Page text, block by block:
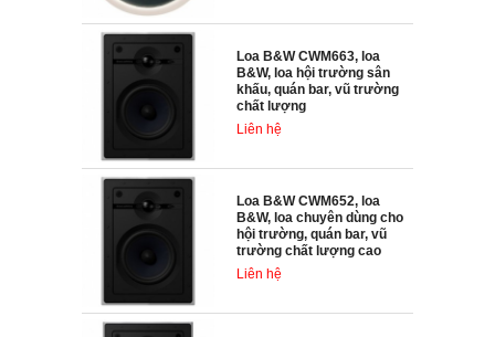
Loa B&W CWM663, loa
B&W, loa hội trường sân
khấu, quán bar, vũ trường
chất lượng
Liên hệ
Loa B&W CWM652, loa
B&W, loa chuyên dùng cho
hội trường, quán bar, vũ
trường chất lượng cao
Liên hệ